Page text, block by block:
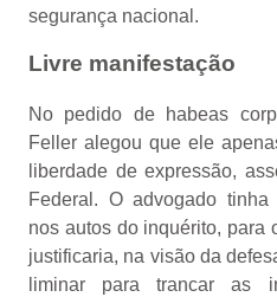
segurança nacional.
Livre man​ifestação
No pedido de habeas
Feller alegou que ele
liberdade de expressão,
Federal. O advogado tinha
nos autos do inquérito, para
justificaria, na visão da
liminar para trancar as